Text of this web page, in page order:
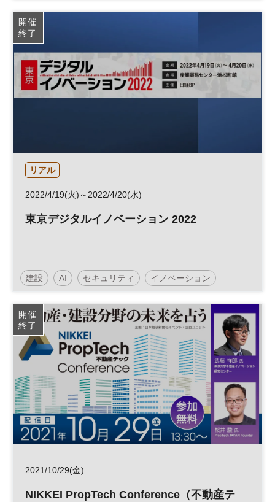
人工知能 働き方改革 クラウド HRテック
製造業
開催
終了
リアル
2022/4/19(火)～2022/4/20(水)
東京デジタルイノベーション 2022
建設 AI セキュリティ イノベーション
人工知能 働き方改革 クラウド HRテック
製造業 DX
開催
終了
2021/10/29(金)
NIKKEI PropTech Conference（不動産テ